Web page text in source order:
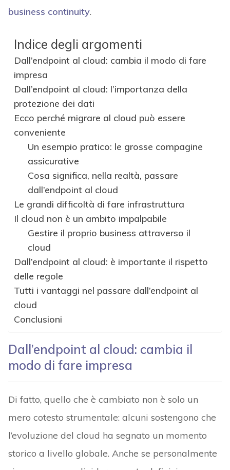
business continuity.
Indice degli argomenti
Dall’endpoint al cloud: cambia il modo di fare
impresa
Dall’endpoint al cloud: l’importanza della
protezione dei dati
Ecco perché migrare al cloud può essere
conveniente
Un esempio pratico: le grosse compagine
assicurative
Cosa significa, nella realtà, passare
dall’endpoint al cloud
Le grandi difficoltà di fare infrastruttura
Il cloud non è un ambito impalpabile
Gestire il proprio business attraverso il
cloud
Dall’endpoint al cloud: è importante il rispetto
delle regole
Tutti i vantaggi nel passare dall’endpoint al
cloud
Conclusioni
Dall’endpoint al cloud: cambia il
modo di fare impresa
Di fatto, quello che è cambiato non è solo un
mero cotesto strumentale: alcuni sostengono che
l’evoluzione del cloud ha segnato un momento
storico a livello globale. Anche se personalmente